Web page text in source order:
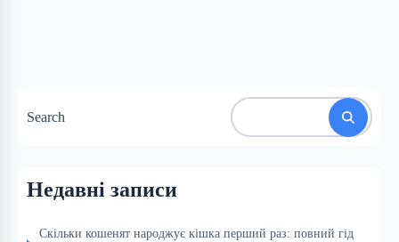
Search
Недавні записи
Скільки кошенят народжує кішка перший раз: повний гід